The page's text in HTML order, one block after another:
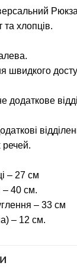
та хлопців.
швидкого
додаткове
– 27 см
– 40 см.
– 33 см
– 12 см.